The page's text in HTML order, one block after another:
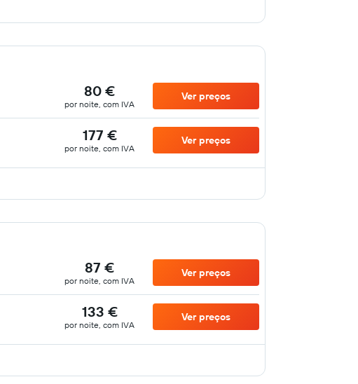
80 €
por noite, com IVA
Ver preços
177 €
por noite, com IVA
Ver preços
87 €
por noite, com IVA
Ver preços
133 €
por noite, com IVA
Ver preços